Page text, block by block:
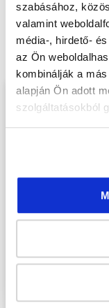
szabásához,
valamint
média-, hirdető-
az Ön
kombinálják a
alapján Ön adott
szolgáltatásokból
Végezd el
online
és váltsd
hogy